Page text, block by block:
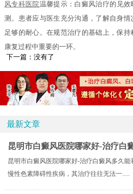
风专科医院温馨提示：白癜风治疗的见
测。患者应与医生充分沟通，了解自身
足够的耐心。在规范治疗的基础上，保
康复过程中重要的一环。
下一篇：没有了
最新文章
昆明市白癜风医院哪家好-治疗白
昆明市白癜风医院哪家好-治疗白癜风多久
慢性色素障碍性疾病，其治疗往往无法一.....